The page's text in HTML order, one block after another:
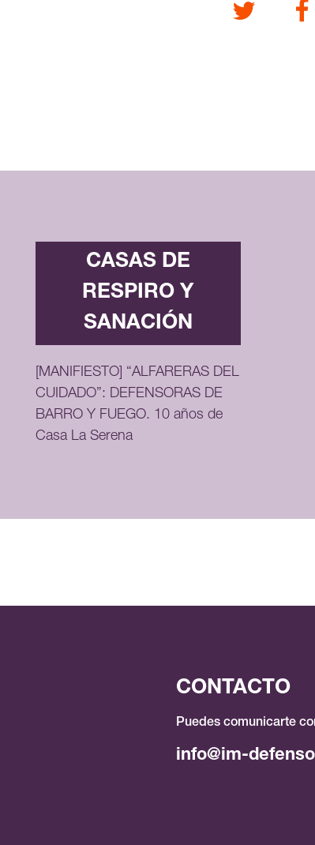
Twitter
CASAS DE
RESPIRO Y
SANACIÓN
[MANIFIESTO] “ALFARERAS DEL
CUIDADO”: DEFENSORAS DE
BARRO Y FUEGO. 10 años de
Casa La Serena
CONTACTO
Puedes comunicarte
info@im-